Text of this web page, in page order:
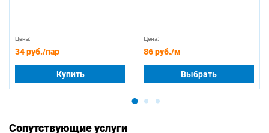
Цена:
34 руб./пар
Купить
Цена:
86 руб./м
Выбрать
Сопутствующие услуги